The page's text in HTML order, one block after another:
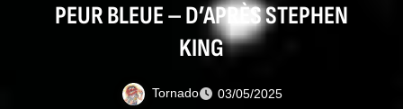
PEUR BLEUE – D’APRÈS STEPHEN
KING
Tornado 03/05/2025